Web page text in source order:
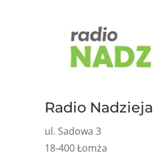
Radio Nadzieja
ul. Sadowa 3
18-400 Łomża